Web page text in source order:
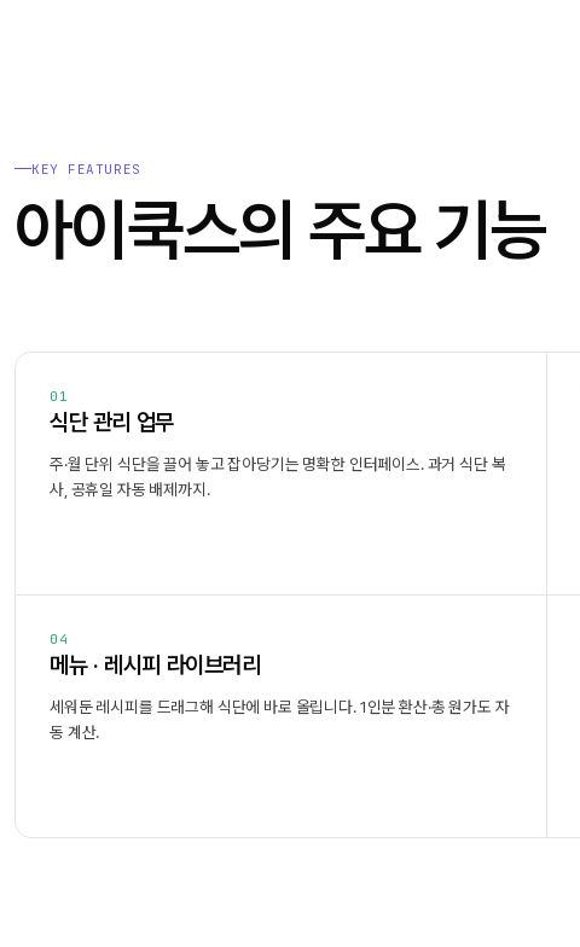
KEY FEATURES
아이쿡스의 주요 기능
01
식단 관리 업무
주·월 단위 식단을 끌어 놓고 잡아당기는 명확한 인터페이스. 과거 식단 복
사, 공휴일 자동 배제까지.
04
메뉴 · 레시피 라이브러리
세워둔 레시피를 드래그해 식단에 바로 올립니다. 1인분 환산·총 원가도 자
동 계산.